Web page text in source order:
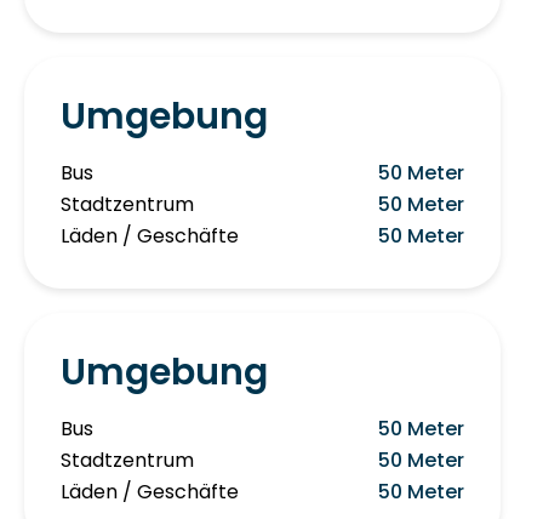
Umgebung
Bus
50 Meter
Stadtzentrum
50 Meter
Läden / Geschäfte
50 Meter
Umgebung
Bus
50 Meter
Stadtzentrum
50 Meter
Läden / Geschäfte
50 Meter